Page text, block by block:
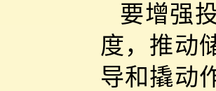
要增强
度，推动
导和撬动